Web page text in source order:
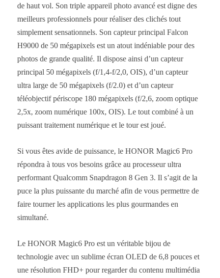
de haut vol. Son triple appareil photo avancé est digne des
meilleurs professionnels pour réaliser des clichés tout
simplement sensationnels. Son capteur principal Falcon
H9000 de 50 mégapixels est un atout indéniable pour des
photos de grande qualité. Il dispose ainsi d’un capteur
principal 50 mégapixels (f/1,4-f/2,0, OIS), d’un capteur
ultra large de 50 mégapixels (f/2.0) et d’un capteur
téléobjectif périscope 180 mégapixels (f/2,6, zoom optique
2,5x, zoom numérique 100x, OIS). Le tout combiné à un
puissant traitement numérique et le tour est joué.
Si vous êtes avide de puissance, le HONOR Magic6 Pro
répondra à tous vos besoins grâce au processeur ultra
performant Qualcomm Snapdragon 8 Gen 3. Il s’agit de la
puce la plus puissante du marché afin de vous permettre de
faire tourner les applications les plus gourmandes en
simultané.
Le HONOR Magic6 Pro est un véritable bijou de
technologie avec un sublime écran OLED de 6,8 pouces et
une résolution FHD+ pour regarder du contenu multimédia